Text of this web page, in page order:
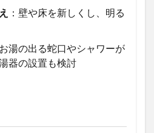
：壁や床を新しくし、明る
お湯の出る蛇口やシャワーが
器の設置も検討